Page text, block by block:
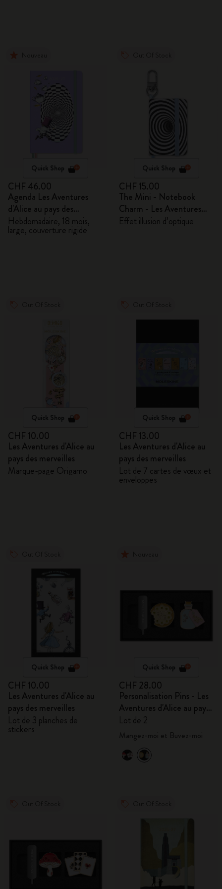
Quick Shop
CHF 46.00
Agenda Les Aventures
d'Alice au pays des
merveilles 2026/2027
Hebdomadaire, 18 mois,
large, couverture rigide
Quick Shop
CHF 15.00
The Mini - Notebook
Charm - Les Aventures
d'Alice au pays des
Effet illusion d’optique
Quick Shop
CHF 10.00
Les Aventures d'Alice au
pays des merveilles
Marque-page Origamo
Quick Shop
CHF 13.00
Les Aventures d'Alice au
pays des merveilles
Lot de 7 cartes de vœux et
enveloppes
Quick Shop
CHF 10.00
Les Aventures d'Alice au
pays des merveilles
Lot de 3 planches de
stickers
Quick Shop
CHF 28.00
Personalisation Pins - Les
Aventures d'Alice au pays
des merveilles
Lot de 2